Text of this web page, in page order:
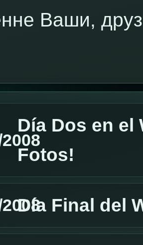
Ваши,
Día Dos en el
Fotos!
Día Final del